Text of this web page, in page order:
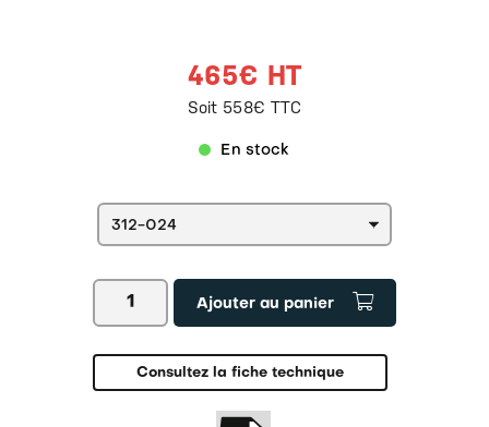
465€ HT
Soit 558€ TTC
En stock
OIML
KERN
312
Ajouter au panier
Consultez la fiche technique